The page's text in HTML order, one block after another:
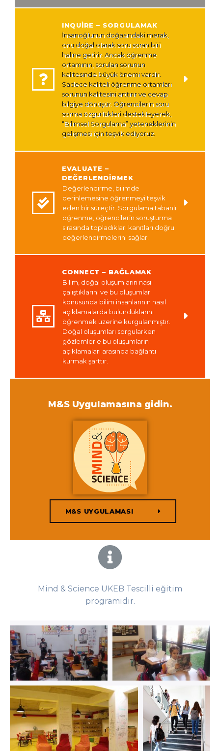
INQUIRE – SORGULAMAK
İnsanoğlunun doğasındaki merak,
onu doğal olarak soru soran biri
haline getirir. Ancak öğrenme
ortamının, sorulan sorunun
kalitesinde büyük önemi vardır.
Sadece kaliteli öğrenme ortamları
sorunun kalitesini arttırır ve cevap
bilgiye dönüşür. Öğrencilerin soru
sorma özgürlükleri destekleyerek,
“Bilimsel Sorgulama” yeteneklerinin
gelişmesi için teşvik ediyoruz.
EVALUATE –
DEĞERLENDIRMEK
Değerlendirme, bilimde
derinlemesine öğrenmeyi teşvik
eden bir süreçtir. Sorgulama tabanlı
öğrenme, öğrencilerin soruşturma
sırasında topladıkları kanıtları doğru
değerlendirmelerini sağlar.
CONNECT – BAĞLAMAK
Bilim, doğal oluşumların nasıl
çalıştıklarını ve bu oluşumlar
konusunda bilim insanlarının nasıl
açıklamalarda bulunduklarını
öğrenmek üzerine kurgulanmıştır.
Doğal oluşumları sorgularken
gözlemlerle bu oluşumların
açıklamaları arasında bağlantı
kurmak şarttır.
M&S Uygulamasına gidin.
M&S UYGULAMASI
Mind & Science UKEB Tescilli eğitim
programıdır.